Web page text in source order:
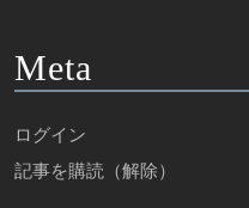
Meta
ログイン
記事を購読（解除）